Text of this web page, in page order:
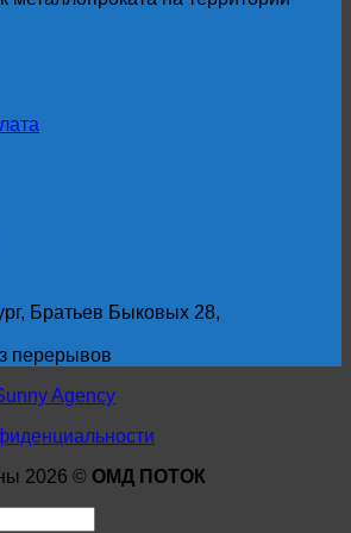
Братьев Быковых 28,
перерывов
Agency
2026 © ОМД ПОТОК